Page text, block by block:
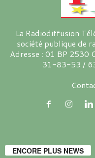
La Radiodiffusion
société publique de
Adresse : 01 BP 2530
31-83-53 /
ENCORE PLUS NEWS